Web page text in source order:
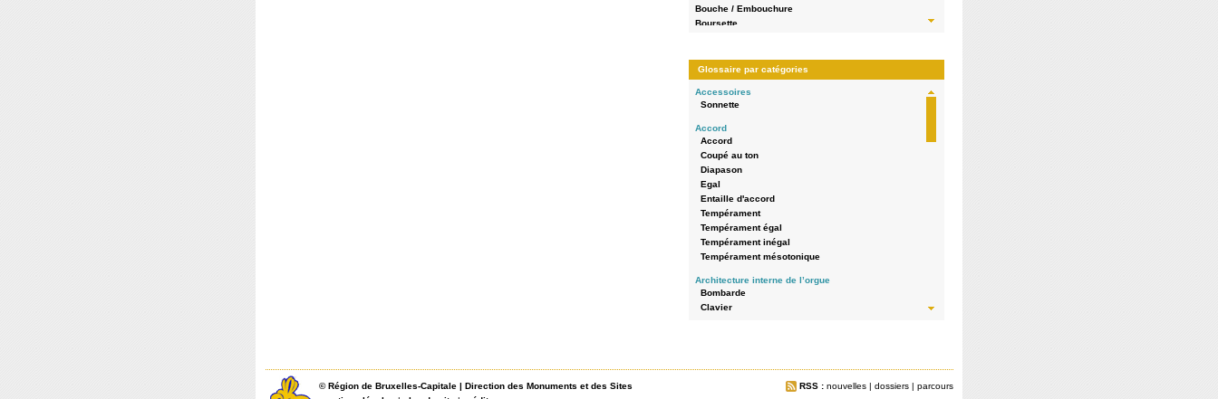
Bouche / Embouchure
Boursette
buffet en encorbellement
Chape
Châssis
Chromatique
Claire-voie
Clavier
Clavier à bascule
Clavier à bascule
Clavier axé en queue
Clavier axé en queue
Colonne d'eau
Composition
Console
Console en fenêtre
console renversée
Construction
Coupé au ton
Glossaire par catégories
Accessoires
Sonnette
Accord
Accord
Coupé au ton
Diapason
Egal
Entaille d'accord
Tempérament
Tempérament égal
Tempérament inégal
Tempérament mésotonique
Architecture interne de l’orgue
Bombarde
Clavier
RSS : nouvelles | dossiers | parcours
©Région de Bruxelles-Capitale | Direction des Monuments et des Sites